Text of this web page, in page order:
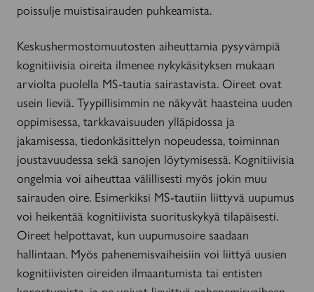
poissulje muistisairauden puhkeamista.
Keskushermostomuutosten aiheuttamia pysyvämpiä
kognitiivisia oireita ilmenee nykykäsityksen mukaan
arviolta puolella MS-tautia sairastavista. Oireet ovat
usein lieviä. Tyypillisimmin ne näkyvät haasteina uuden
oppimisessa, tarkkavaisuuden ylläpidossa ja
jakamisessa, tiedonkäsittelyn nopeudessa, toiminnan
joustavuudessa sekä sanojen löytymisessä. Kognitiivisia
ongelmia voi aiheuttaa välillisesti myös jokin muu
sairauden oire. Esimerkiksi MS-tautiin liittyvä uupumus
voi heikentää kognitiivista suorituskykyä tilapäisesti.
Oireet helpottavat, kun uupumusoire saadaan
hallintaan. Myös pahenemisvaiheisiin voi liittyä uusien
kognitiivisten oireiden ilmaantumista tai entisten